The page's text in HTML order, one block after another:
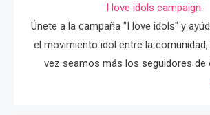
I love idols campaign.
Únete a la campaña "I love idols" y
el movimiento idol entre la comunidad,
vez seamos más los seguidores de